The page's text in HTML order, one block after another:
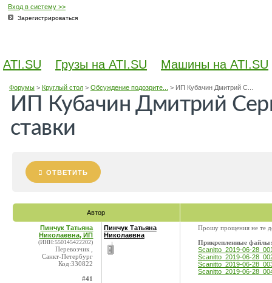
Вход в систему >>
Зарегистрироваться
ATI.SU Грузы на ATI.SU Машины на ATI.SU
Форумы> Круглый стол> Обсуждение подозрите... > ИП Кубачин Дмитрий С...
ИП Кубачин Дмитрий
ставки
ОТВЕТИТЬ
Автор
Пинчук Татьяна
Николаевна, ИП
(ИНН:550145422202)
Перевозчик ,
Санкт-Петербург
Код:330822
#41
Пинчук Татьяна
Николаевна
Прошу прощения не те
Прикрепленные файлы:
Scanitto_2019-06-
Scanitto_2019-06-
Scanitto_2019-06-
Scanitto_2019-06-